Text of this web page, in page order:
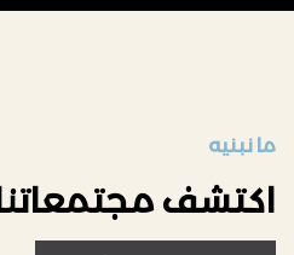
ما نبنيه
اكتشف مجتمعاتنا